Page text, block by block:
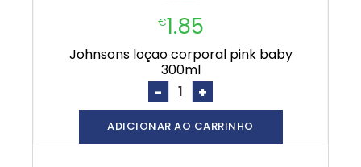
€1.85
johnsons loçao corporal pink baby
300ml
- +
ADICIONAR AO CARRINHO